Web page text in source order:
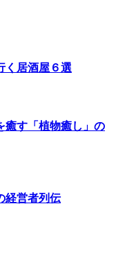
く居酒屋６選
癒す「植物癒し」の
経営者列伝